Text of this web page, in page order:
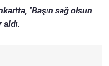
"Başın sağ olsun
aldı.